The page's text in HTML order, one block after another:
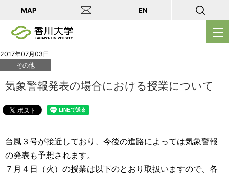
メ
ニ
を
MAP EN
2017年07月03日
その他
気象警報発表の場合における授業について
台風３号が接近しており、今後の進路によっては気象警報
の発表も予想されます。
７月４日（火）の授業は以下のとおり取扱いますので、各